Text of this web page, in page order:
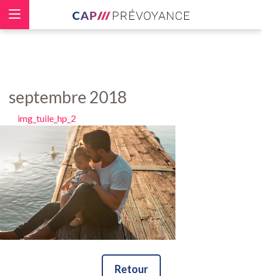
septembre 2018
img_tuile_hp_2
Retour
Panneau de gestion des cookies